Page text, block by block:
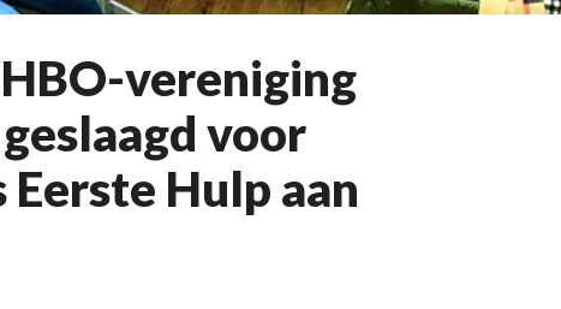
vereniging
voor
Eerste Hulp aan